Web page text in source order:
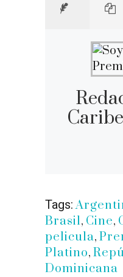
Tags:
Brasil, Cine,
pelicula,
Platino,
Dominicana